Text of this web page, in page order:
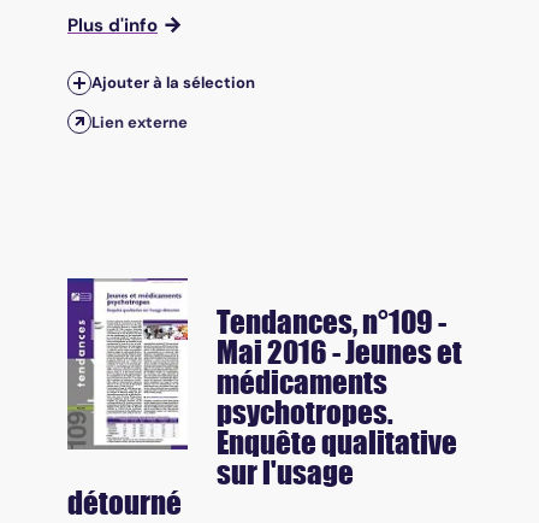
Plus d'info
Ajouter à la sélection
Lien externe
Tendances, n°109 -
Mai 2016 - Jeunes et
médicaments
psychotropes.
Enquête qualitative
sur l'usage
détourné